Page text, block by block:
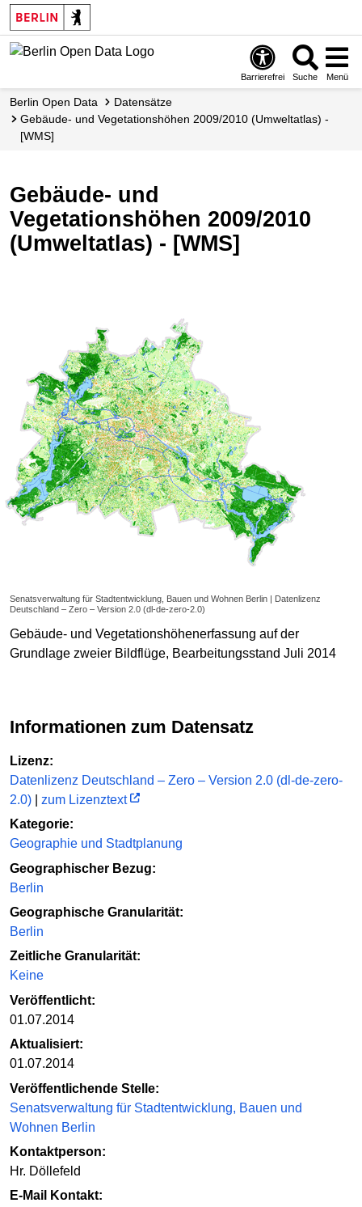
Skip
to
main
Barrierefrei Suche Menü
Berlin Open Data
Datensätze
Gebäude- und Vegetationshöhen 2009/2010 (Umweltatlas) -
[WMS]
Gebäude- und
Vegetationshöhen 2009/2010
(Umweltatlas) - [WMS]
Senatsverwaltung für Stadtentwicklung, Bauen und Wohnen Berlin | Datenlizenz
Deutschland – Zero – Version 2.0 (dl-de-zero-2.0)
Gebäude- und Vegetationshöhenerfassung auf der
Grundlage zweier Bildflüge, Bearbeitungsstand Juli 2014
Informationen zum Datensatz
Lizenz:
Datenlizenz Deutschland – Zero – Version 2.0 (dl-de-zero-
2.0)
zum Lizenztext
Kategorie:
Geographie und Stadtplanung
Geographischer Bezug:
Berlin
Geographische Granularität:
Berlin
Zeitliche Granularität:
Keine
Veröffentlicht:
01.07.2014
Aktualisiert:
01.07.2014
Veröffentlichende Stelle:
Senatsverwaltung für Stadtentwicklung, Bauen und
Wohnen Berlin
Kontaktperson:
Hr. Döllefeld
E-Mail Kontakt: